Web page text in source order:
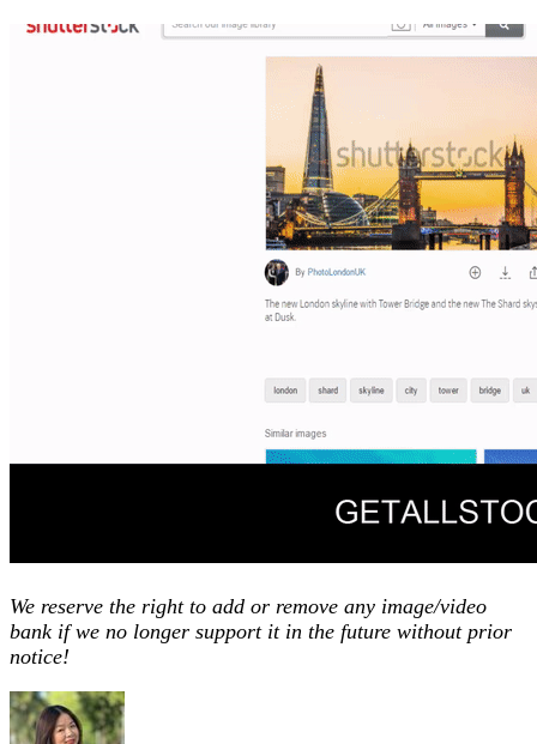
We reserve the right to add or remove any image/video
bank if we no longer support it in the future without prior
notice!